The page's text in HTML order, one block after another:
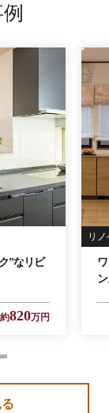
”なリビ
約820万円
リ